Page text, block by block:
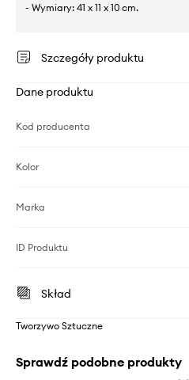
- Wymiary: 41 x 11 x 10 cm.
Szczegóły produktu
Dane produktu
Kod producenta
Kolor
Marka
ID Produktu
Skład
Tworzywo Sztuczne
Sprawdź podobne produkty